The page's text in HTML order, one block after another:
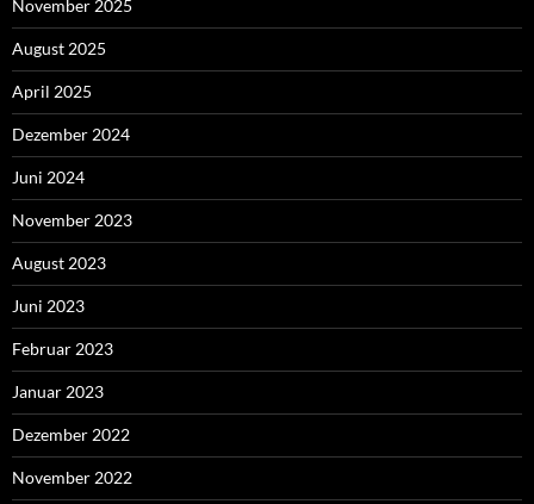
November 2025
August 2025
April 2025
Dezember 2024
Juni 2024
November 2023
August 2023
Juni 2023
Februar 2023
Januar 2023
Dezember 2022
November 2022